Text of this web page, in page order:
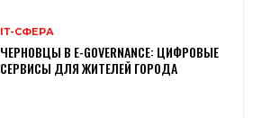
ІТ-СФЕРА
ЧЕРНОВЦЫ В E-GOVERNANCE: ЦИФРОВЫЕ
СЕРВИСЫ ДЛЯ ЖИТЕЛЕЙ ГОРОДА